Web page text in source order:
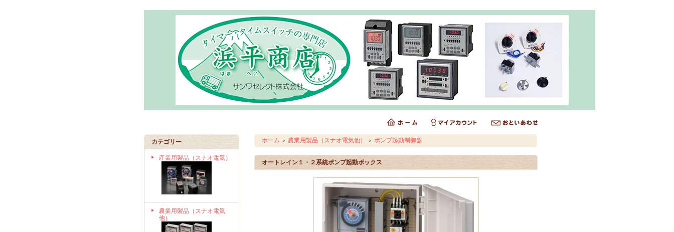
カテゴリー
産業用製品（スナオ電気）
農業用製品（スナオ電気
他）
ホーム ＞ 農業用製品（スナオ電気他） ＞ ポンプ起動制御盤
オートレイン１・２系統ポンプ起動ボックス